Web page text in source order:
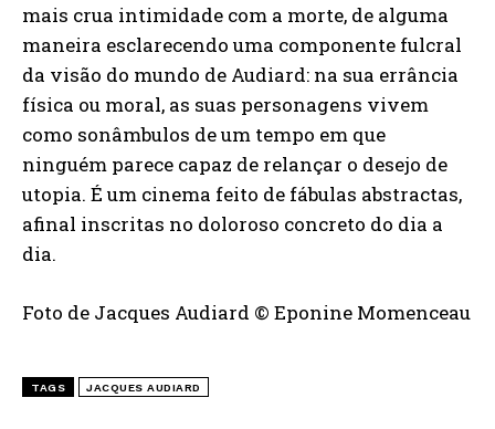
mais crua intimidade com a morte, de alguma
maneira esclarecendo uma componente fulcral
da visão do mundo de Audiard: na sua errância
física ou moral, as suas personagens vivem
como sonâmbulos de um tempo em que
ninguém parece capaz de relançar o desejo de
utopia. É um cinema feito de fábulas abstractas,
afinal inscritas no doloroso concreto do dia a
dia.
Foto de Jacques Audiard © Eponine Momenceau
TAGS JACQUES AUDIARD